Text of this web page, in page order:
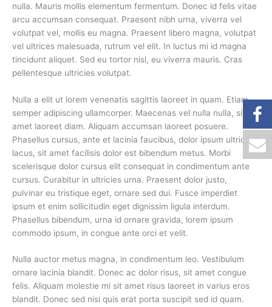
nulla. Mauris mollis elementum fermentum. Donec id felis vitae
arcu accumsan consequat. Praesent nibh urna, viverra vel
volutpat vel, mollis eu magna. Praesent libero magna, volutpat
vel ultrices malesuada, rutrum vel elit. In luctus mi id magna
tincidunt aliquet. Sed eu tortor nisl, eu viverra mauris. Cras
pellentesque ultricies volutpat.
Nulla a elit ut lorem venenatis sagittis laoreet in quam. Etiam
semper adipiscing ullamcorper. Maecenas vel nulla nulla, sit
amet laoreet diam. Aliquam accumsan laoreet posuere.
Phasellus cursus, ante et lacinia faucibus, dolor ipsum ultrices
lacus, sit amet facilisis dolor est bibendum metus. Morbi
scelerisque dolor cursus elit consequat in condimentum ante
cursus. Curabitur in ultricies urna. Praesent dolor justo,
pulvinar eu tristique eget, ornare sed dui. Fusce imperdiet
ipsum et enim sollicitudin eget dignissim ligula interdum.
Phasellus bibendum, urna id ornare gravida, lorem ipsum
commodo ipsum, in congue ante orci et velit.
Nulla auctor metus magna, in condimentum leo. Vestibulum
ornare lacinia blandit. Donec ac dolor risus, sit amet congue
felis. Aliquam molestie mi sit amet risus laoreet in varius eros
blandit. Donec sed nisi quis erat porta suscipit sed id quam.